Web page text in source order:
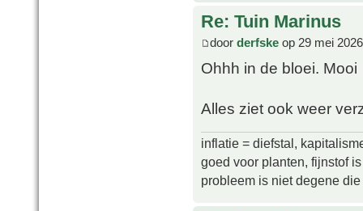
Re: Tuin Marinus
door derfske op 29 mei
Ohhh in de bloei. Mooi
Alles ziet ook weer
inflatie = diefstal,
goed voor planten, fijnstof
probleem is niet degene